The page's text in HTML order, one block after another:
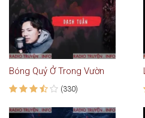
Bóng Quỷ Ở Trong Vườn
(330)